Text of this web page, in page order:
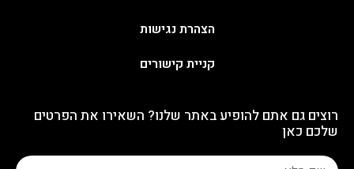
הצהרת נגישות
קניית קישורים
רוצים גם אתם להופיע באתר שלנו? השאירו את הפרטים
שלכם כאן